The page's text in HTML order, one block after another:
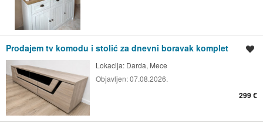
Prodajem tv komodu i stolić za dnevni boravak komplet
Lokacija: Darda, Mece
Objavljen:07.08.2026.
299 €